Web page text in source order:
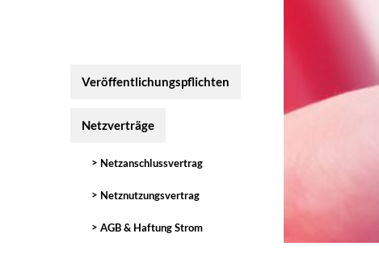
Netzdaten
Netzeinspeisung
Netzverträge
Netzentgelte
Veröffentlichungspflichten
Netzverträge
Netzanschlussvertrag
Netznutzungsvertrag
AGB & Haftung Strom